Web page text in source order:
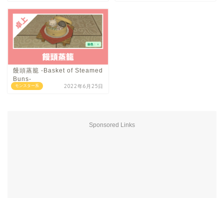
モンスター系
饅頭蒸籠 -Basket of Steamed
Buns-
2022年6月25日
Sponsored Links